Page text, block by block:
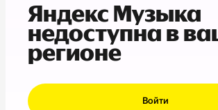
Яндекс Музыка
недоступна в
регионе
Войти